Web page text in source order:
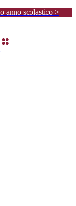
anno scolastico >